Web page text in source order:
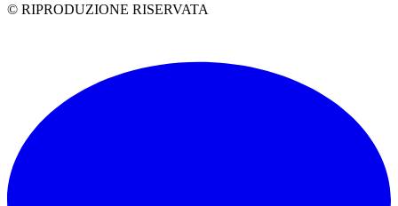
© RIPRODUZIONE RISERVATA